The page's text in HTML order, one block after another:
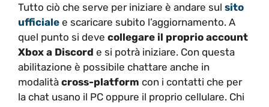
Tutto ciò che serve per iniziare è andare sul sito
ufficiale e scaricare subito l’aggiornamento. A
quel punto si deve collegare il proprio account
Xbox a Discord e si potrà iniziare. Con questa
abilitazione è possibile chattare anche in
modalità cross-platform con i contatti che per
la chat usano il PC oppure il proprio cellulare. Chi